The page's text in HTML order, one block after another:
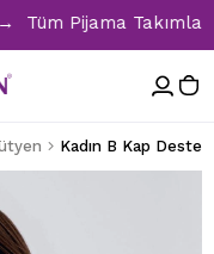
Pijama
Kadın B Kap